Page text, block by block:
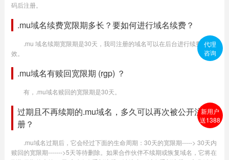
码后注册。
.mu域名续费宽限期多长？要如何进行域名续费？
.mu 域名续期宽限期是30天，我司注册的域名可以在后台进行续费生
效。
.mu域名有赎回宽限期 (rgp) ？
有，.mu域名赎回的宽限期是30天。
过期且不再续期的.mu域名，多久可以再次被公开注
册？
.mu域名过期后，它会经过下面的生命周期：30天的宽限期-----> 30天内
赎回的宽限期------->5天等待删除。如果合作伙伴不续期或恢复域名，它将在
代理
咨询
新用户
送1388